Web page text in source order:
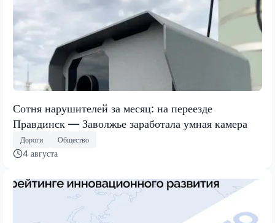
Сотня нарушителей за месяц: на переезде
Правдинск — Заволжье заработала умная камера
Дороги Общество
4 августа